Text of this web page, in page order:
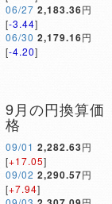
06/27 2,183.36円
[-3.44]
06/30 2,179.16円
[-4.20]
9月の円換算価
格
09/01 2,282.63円
[+17.05]
09/02 2,290.57円
[+7.94]